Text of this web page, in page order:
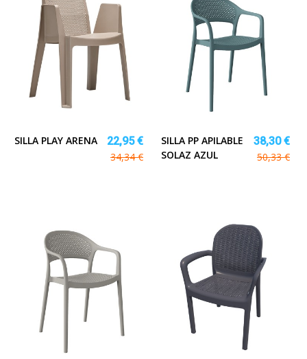
SILLA PLAY ARENA
22,95 €
34,34 €
SILLA PP APILABLE
SOLAZ AZUL
38,30 €
50,33 €